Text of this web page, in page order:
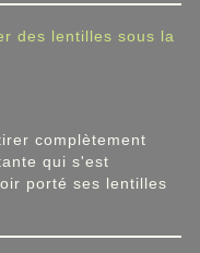
des lentilles sous la
complètement
qui s'est
porté ses lentilles